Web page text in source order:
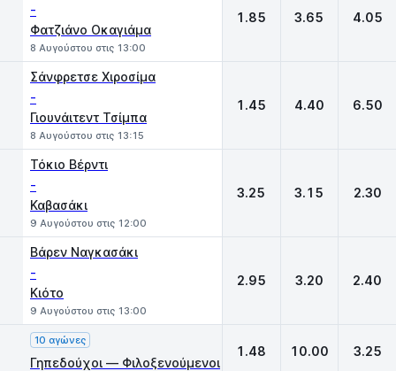
-
Φατζιάνο Οκαγιάμα
8 Αυγούστου στις 13:00
1.85 3.65 4.05
Σάνφρετσε Χιροσίμα
-
Γιουνάιτεντ Τσίμπα
8 Αυγούστου στις 13:15
1.45 4.40 6.50
Τόκιο Bέρντι
-
Καβασάκι
9 Αυγούστου στις 12:00
3.25 3.15 2.30
Βάρεν Ναγκασάκι
-
Κιότο
9 Αυγούστου στις 13:00
2.95 3.20 2.40
10 αγώνες
Γηπεδούχοι — Φιλοξενούμενοι
1.48 10.00 3.25